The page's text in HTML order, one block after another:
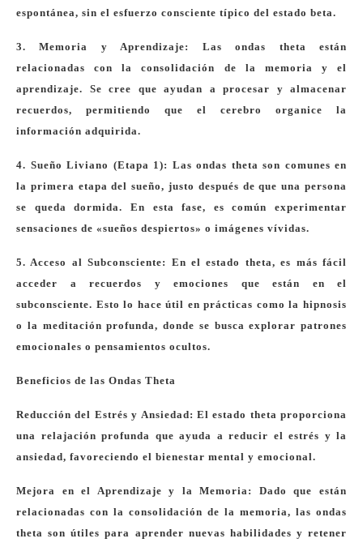
espontánea, sin el esfuerzo consciente típico del estado beta.
3. Memoria y Aprendizaje: Las ondas theta están
relacionadas con la consolidación de la memoria y el
aprendizaje. Se cree que ayudan a procesar y almacenar
recuerdos, permitiendo que el cerebro organice la
información adquirida.
4. Sueño Liviano (Etapa 1): Las ondas theta son comunes en
la primera etapa del sueño, justo después de que una persona
se queda dormida. En esta fase, es común experimentar
sensaciones de «sueños despiertos» o imágenes vívidas.
5. Acceso al Subconsciente: En el estado theta, es más fácil
acceder a recuerdos y emociones que están en el
subconsciente. Esto lo hace útil en prácticas como la hipnosis
o la meditación profunda, donde se busca explorar patrones
emocionales o pensamientos ocultos.
Beneficios de las Ondas Theta
Reducción del Estrés y Ansiedad: El estado theta proporciona
una relajación profunda que ayuda a reducir el estrés y la
ansiedad, favoreciendo el bienestar mental y emocional.
Mejora en el Aprendizaje y la Memoria: Dado que están
relacionadas con la consolidación de la memoria, las ondas
theta son útiles para aprender nuevas habilidades y retener